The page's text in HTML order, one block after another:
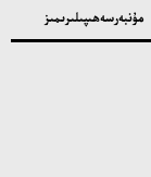
مۇنبەرسەھىپىلىرىمىز